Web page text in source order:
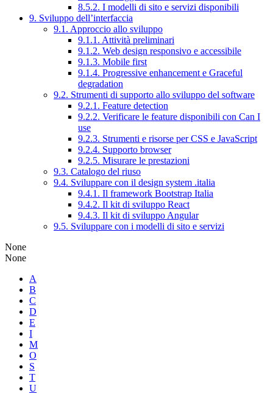
8.5.2. I modelli di sito e servizi disponibili
9. Sviluppo dell’interfaccia
9.1. Approccio allo sviluppo
9.1.1. Attività preliminari
9.1.2. Web design responsivo e accessibile
9.1.3. Mobile first
9.1.4. Progressive enhancement e Graceful
degradation
9.2. Strumenti di supporto allo sviluppo del software
9.2.1. Feature detection
9.2.2. Verificare le feature disponibili con Can I
use
9.2.3. Strumenti e risorse per CSS e JavaScript
9.2.4. Supporto browser
9.2.5. Misurare le prestazioni
9.3. Catalogo del riuso
9.4. Sviluppare con il design system .italia
9.4.1. Il framework Bootstrap Italia
9.4.2. Il kit di sviluppo React
9.4.3. Il kit di sviluppo Angular
9.5. Sviluppare con i modelli di sito e servizi
None
None
A
B
C
D
E
I
M
O
S
T
U